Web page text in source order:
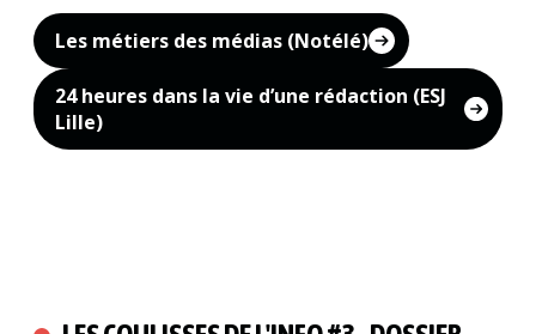
Les métiers des médias (Notélé)
24 heures dans la vie d’une rédaction (ESJ
Lille)